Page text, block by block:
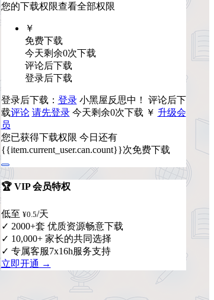
您的下载权限查看全部权限
￥
免费下载
今天剩余0次下载
评论后下载
登录后下载
登录后下载： 登录 小黑屋反思中！ 评论后下
载评论 请先登录 今天剩余0次下载 ￥ 升级会
员
您已获得下载权限 今日还有
{{item.current_user.can.count}}次免费下载
🏆 VIP 会员特权
低至 ¥0.5/天
✓ 2000+套 优质资源畅意下载
✓ 10,000+ 家长的共同选择
✓ 专属客服7x16h服务支持
立即开通 →